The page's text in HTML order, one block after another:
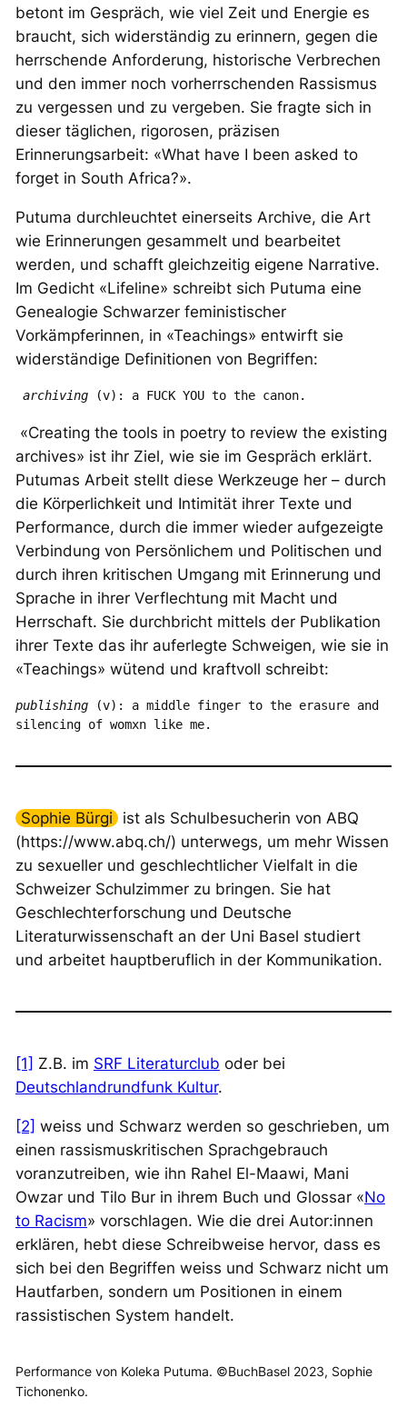
betont im Gespräch, wie viel Zeit und Energie es
braucht, sich widerständig zu erinnern, gegen die
herrschende Anforderung, historische Verbrechen
und den immer noch vorherrschenden Rassismus
zu vergessen und zu vergeben. Sie fragte sich in
dieser täglichen, rigorosen, präzisen
Erinnerungsarbeit: «What have I been asked to
forget in South Africa?».
Putuma durchleuchtet einerseits Archive, die Art
wie Erinnerungen gesammelt und bearbeitet
werden, und schafft gleichzeitig eigene Narrative.
Im Gedicht «Lifeline» schreibt sich Putuma eine
Genealogie Schwarzer feministischer
Vorkämpferinnen, in «Teachings» entwirft sie
widerständige Definitionen von Begriffen:
archiving (v): a FUCK YOU to the canon.
«Creating the tools in poetry to review the existing
archives» ist ihr Ziel, wie sie im Gespräch erklärt.
Putumas Arbeit stellt diese Werkzeuge her – durch
die Körperlichkeit und Intimität ihrer Texte und
Performance, durch die immer wieder aufgezeigte
Verbindung von Persönlichem und Politischen und
durch ihren kritischen Umgang mit Erinnerung und
Sprache in ihrer Verflechtung mit Macht und
Herrschaft. Sie durchbricht mittels der Publikation
ihrer Texte das ihr auferlegte Schweigen, wie sie in
«Teachings» wütend und kraftvoll schreibt:
publishing (v): a middle finger to the erasure and
silencing of womxn like me.
Sophie Bürgi ist als Schulbesucherin von ABQ
(https://www.abq.ch/) unterwegs, um mehr Wissen
zu sexueller und geschlechtlicher Vielfalt in die
Schweizer Schulzimmer zu bringen. Sie hat
Geschlechterforschung und Deutsche
Literaturwissenschaft an der Uni Basel studiert
und arbeitet hauptberuflich in der Kommunikation.
[1] Z.B. im SRF Literaturclub oder bei
Deutschlandrundfunk Kultur.
[2] weiss und Schwarz werden so geschrieben, um
einen rassismuskritischen Sprachgebrauch
voranzutreiben, wie ihn Rahel El-Maawi, Mani
Owzar und Tilo Bur in ihrem Buch und Glossar «No
to Racism» vorschlagen. Wie die drei Autor:innen
erklären, hebt diese Schreibweise hervor, dass es
sich bei den Begriffen weiss und Schwarz nicht um
Hautfarben, sondern um Positionen in einem
rassistischen System handelt.
Performance von Koleka Putuma. ©BuchBasel 2023, Sophie
Tichonenko.